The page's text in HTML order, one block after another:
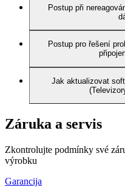
Postup při
Postup pro řešení
Jak aktualizovat
Záruka a servis
Zkontrolujte podmínky své
výrobku
Garancija